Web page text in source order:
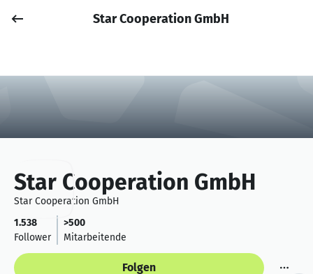
Anmelden
Star Cooperation GmbH
Star Cooperation GmbH
Star Cooperation GmbH
1.538
Follower
>500
Mitarbeitende
Folgen